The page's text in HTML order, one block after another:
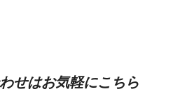
せはお気軽にこちら